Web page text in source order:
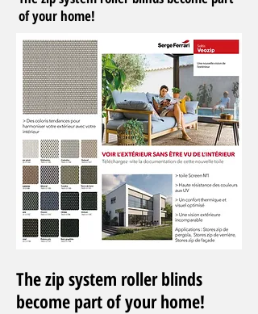
of your home!
The zip system roller blinds
become part of your home!